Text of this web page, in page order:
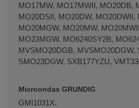
MO17MW, MO17MWII, MO20DB,
MO20DSII, MO20DW, MO20DWII,
MO20MGW, MO20MW,
MO23MGW, MO6240SY2B,
MVSMO20DGB, MVSMO20DGW,
SMO23DGW, SXB177YZU,
Microondas GRUNDIG
GMI1031X.